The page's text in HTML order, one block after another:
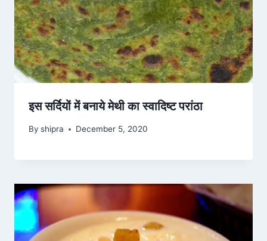
इस सर्दियों में बनाये मेथी का स्वादिष्ट परांठा
By shipra December 5, 2020